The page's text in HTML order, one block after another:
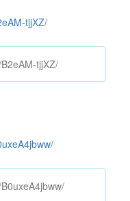
tjjXZ/
tjjXZ/